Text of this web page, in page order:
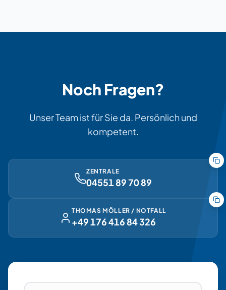
Noch Fragen?
Unser Team ist für Sie da. Persönlich und
kompetent.
ZENTRALE
04551 89 70 89
THOMAS MÖLLER / NOTFALL
+49 176 416 84 326